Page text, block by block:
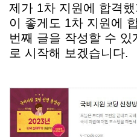
제가 1차 지원에 합격
이 좋게도 1차 지원에
번째 글을 작성할 수
로 시작해 보겠습니다.